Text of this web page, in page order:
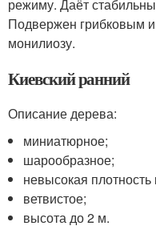
режиму. Даёт
Подвержен грибковым
монилиозу.
Киевский ранний
Описание дерева:
миниатюрное;
шарообразное;
невысокая плотность
ветвистое;
высота до 2 м.